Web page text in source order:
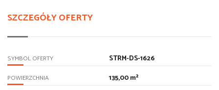
SZCZEGÓŁY OFERTY
SYMBOL OFERTY STRM-DS-1626
POWIERZCHNIA 135,00 m²